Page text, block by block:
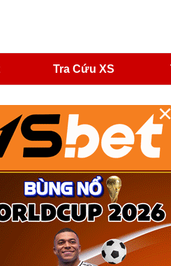
Tra Cứu XS
mật dữ
động liên quan đến việc xử
tắt là “ chúng tôi”).
lý, lưu trữ dữ liệu cá nhân